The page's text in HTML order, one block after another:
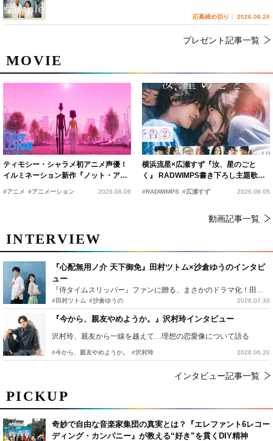
PICKUP
奇妙で自由な音楽家集団の真実とは？『エレファント6レコー
ディング・カンパニー』が教える“好き”を貫くDIY精神
MOVIE
ティモシー・シャラメ初アニメ声優！
イルミネーション新作『ノット・アロ
#アニメ #アニメーション 2026.08.06
横浜流星×広瀬すず『汝、星のごと
く』 RADWIMPS書き下ろし主題歌が
15年の愛を切なく彩る
#RADWIMPS #広瀬すず 2026.08.05
動画記事一覧
INTERVIEW
『心配無用ノ介 天下御免』田村ツトム×沙倉ゆうのインタビ
ュー
『侍タイムスリッパー』ファンに贈る、まさかのドラマ化！田村ツトム×沙倉ゆうのが語る『心配無用ノ介』撮影秘話
#田村ツトム #沙倉ゆうの 2026.07.30
『今から、親友やめようか。』沢村玲インタビュー
沢村玲、親友から一線を越えて…理想の恋愛像について語る
#今から、親友やめようか。 #沢村玲 2026.06.20
インタビュー記事一覧
応募締め切り： 2026.08.20
プレゼント記事一覧